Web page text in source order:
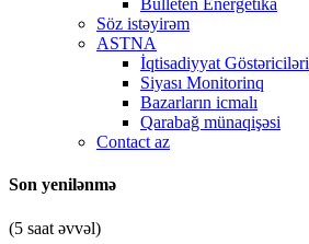
Bülleten Energetika
Söz istəyirəm
ASTNA
İqtisadiyyat Göstəriciləri
Siyası Monitorinq
Bazarların icmalı
Qarabağ münaqişəsi
Contact az
Son yenilənmə
(5 saat əvvəl)